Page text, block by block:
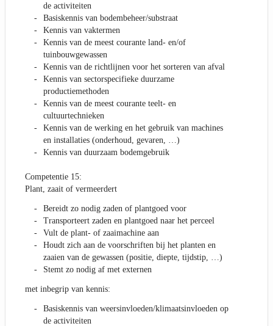
de activiteiten
Basiskennis van bodembeheer/substraat
Kennis van vaktermen
Kennis van de meest courante land- en/of
tuinbouwgewassen
Kennis van de richtlijnen voor het sorteren van afval
Kennis van sectorspecifieke duurzame
productiemethoden
Kennis van de meest courante teelt- en
cultuurtechnieken
Kennis van de werking en het gebruik van machines
en installaties (onderhoud, gevaren, …)
Kennis van duurzaam bodemgebruik
Competentie 15:
Plant, zaait of vermeerdert
Bereidt zo nodig zaden of plantgoed voor
Transporteert zaden en plantgoed naar het perceel
Vult de plant- of zaaimachine aan
Houdt zich aan de voorschriften bij het planten en
zaaien van de gewassen (positie, diepte, tijdstip, …)
Stemt zo nodig af met externen
met inbegrip van kennis:
Basiskennis van weersinvloeden/klimaatsinvloeden op
de activiteiten